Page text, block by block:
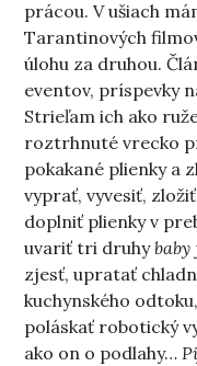
prácou. V ušiach
Tarantinových
úlohu za druhou.
eventov, príspevky
Strieľam ich ako
roztrhnuté vrecko
pokakané plienky a
vyprať, vyvesiť,
doplniť plienky v
uvariť tri druhybaby
zjesť, upratať
kuchynského
poláskať robotický
ako on o podlahy…